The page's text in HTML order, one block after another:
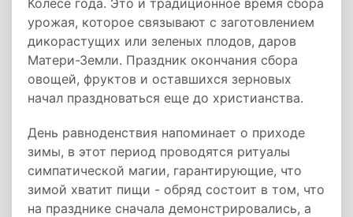
Колесе года. Это и традиционное время сбора
урожая, которое связывают с заготовлением
дикорастущих или зеленых плодов, даров
Матери-Земли. Праздник окончания сбора
овощей, фруктов и оставшихся зерновых
начал праздноваться еще до христианства.
День равноденствия напоминает о приходе
зимы, в этот период проводятся ритуалы
симпатической магии, гарантирующие, что
зимой хватит пищи - обряд состоит в том, что
на празднике сначала демонстрировались, а